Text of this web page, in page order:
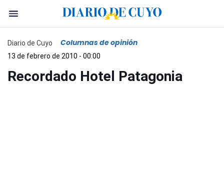
Diario de Cuyo Columnas de opinión
13 de febrero de 2010 - 00:00
Recordado Hotel Patagonia